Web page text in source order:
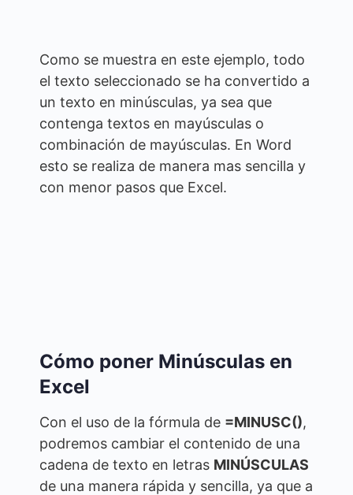
Como se muestra en este ejemplo, todo
el texto seleccionado se ha convertido a
un texto en minúsculas, ya sea que
contenga textos en mayúsculas o
combinación de mayúsculas. En Word
esto se realiza de manera mas sencilla y
con menor pasos que Excel.
Cómo poner Minúsculas en
Excel
Con el uso de la fórmula de =MINUSC(),
podremos cambiar el contenido de una
cadena de texto en letras MINÚSCULAS
de una manera rápida y sencilla, ya que a